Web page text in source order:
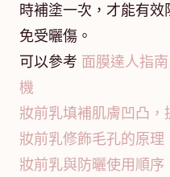
時補塗一次，才能有
免受曬傷。
可以參考 面膜達人指
機
妝前乳填補肌膚凹凸，
妝前乳修飾毛孔的原理
妝前乳與防曬使用順序